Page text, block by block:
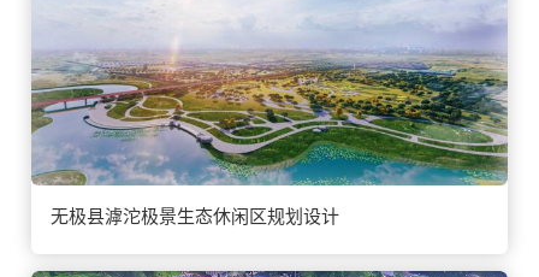
无极县滹沱极景生态休闲区规划设计